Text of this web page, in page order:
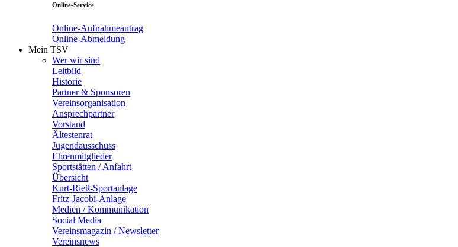
Online-Service
Online-Aufnahmeantrag
Online-Abmeldung
Mein TSV
Wer wir sind
Leitbild
Historie
Partner & Sponsoren
Vereinsorganisation
Ansprechpartner
Vorstand
Ältestenrat
Jugendausschuss
Ehrenmitglieder
Sportstätten / Anfahrt
Übersicht
Kurt-Rieß-Sportanlage
Fritz-Jacobi-Anlage
Medien / Kommunikation
Social Media
Vereinsmagazin / Newsletter
Vereinsnews